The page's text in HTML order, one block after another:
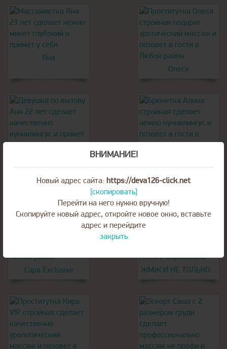
ВНИМАНИЕ!
Новый адрес сайта: https://deva126-click.net
[скопировать]
Перейти на него нужно вручную!
Скопируйте новый адрес, откройте новое окно, вставьте
адрес и перейдите
закрыть
Яна
Олеся
Сара Exclusive ЖМЖ И НЕ ТОЛЬКО…